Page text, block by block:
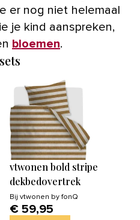
er nog niet helemaal
je kind aanspreken,
bloemen.
vtwonen bold stripe
dekbedovertrek
Bij vtwonen by fonQ
€ 59,95